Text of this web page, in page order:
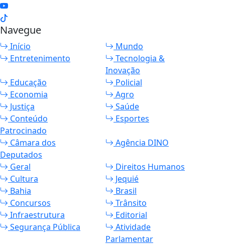
Navegue
Início
Mundo
Entretenimento
Tecnologia &
Inovação
Educação
Policial
Economia
Agro
Justiça
Saúde
Conteúdo
Patrocinado
Esportes
Câmara dos
Deputados
Agência DINO
Geral
Direitos Humanos
Cultura
Jequié
Bahia
Brasil
Concursos
Trânsito
Infraestrutura
Editorial
Segurança Pública
Atividade
Parlamentar